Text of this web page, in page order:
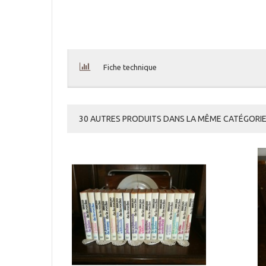
Fiche technique
30 AUTRES PRODUITS DANS LA MÊME